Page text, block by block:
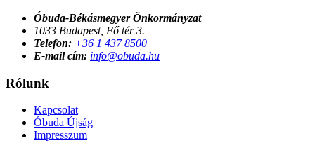
Óbuda-Békásmegyer Önkormányzat
1033 Budapest, Fő tér 3.
Telefon: +36 1 437 8500
E-mail cím: info@obuda.hu
Rólunk
Kapcsolat
Óbuda Újság
Impresszum